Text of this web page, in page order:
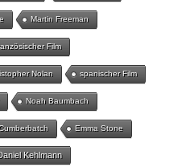
Martin Freeman
Film
Nolan spanischer Film
Noah Baumbach
Emma Stone
Kehlmann